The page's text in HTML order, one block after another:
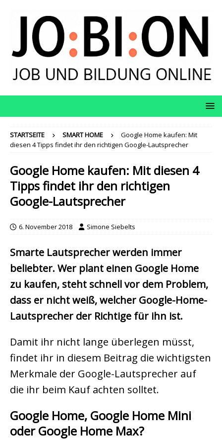
STARTSEITE SMART HOME
Google Home kaufen: Mit
diesen 4 Tipps findet ihr den richtigen Google-Lautsprecher
Google Home kaufen: Mit diesen 4
Tipps findet ihr den richtigen
Google-Lautsprecher
6. November 2018 Simone Siebelts
Smarte Lautsprecher werden immer
beliebter. Wer plant einen Google Home
zu kaufen, steht schnell vor dem Problem,
dass er nicht weiß, welcher Google-Home-
Lautsprecher der Richtige für ihn ist.
Damit ihr nicht lange überlegen müsst,
findet ihr in diesem Beitrag die wichtigsten
Merkmale der Google-Lautsprecher auf
die ihr beim Kauf achten solltet.
Google Home, Google Home Mini
oder Google Home Max?